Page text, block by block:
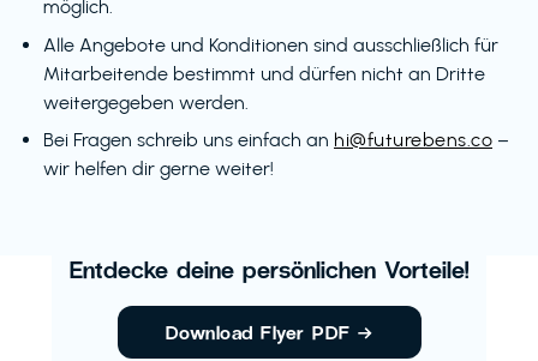
möglich.
Alle Angebote und Konditionen sind ausschließlich für
Mitarbeitende bestimmt und dürfen nicht an Dritte
weitergegeben werden.
Bei Fragen schreib uns einfach an hi@futurebens.co –
wir helfen dir gerne weiter!
Entdecke deine persönlichen Vorteile!
Download Flyer PDF →